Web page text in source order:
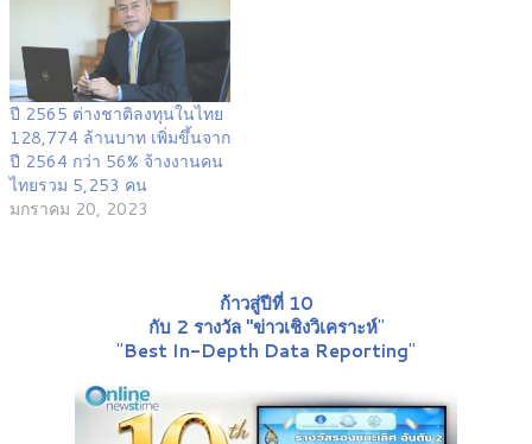
ปี 2565 ต่างชาติลงทุนในไทย
128,774 ล้านบาท เพิ่มขึ้นจาก
ปี 2564 กว่า 56% จ้างงานคน
ไทยรวม 5,253 คน
มกราคม 20, 2023
ก้าวสู่ปีที่ 10
กับ 2 รางวัล "ข่าวเชิงวิเคราะห์"
"Best In-Depth Data Reporting"